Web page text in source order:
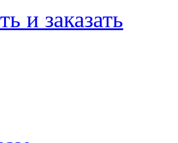
и заказать